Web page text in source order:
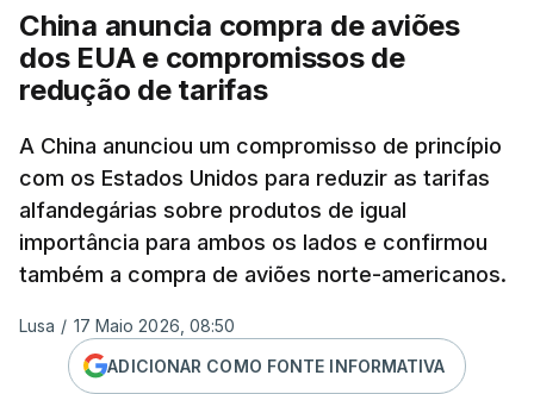
China anuncia compra de aviões
dos EUA e compromissos de
redução de tarifas
A China anunciou um compromisso de princípio
com os Estados Unidos para reduzir as tarifas
alfandegárias sobre produtos de igual
importância para ambos os lados e confirmou
também a compra de aviões norte-americanos.
Lusa / 17 Maio 2026, 08:50
ADICIONAR COMO FONTE INFORMATIVA